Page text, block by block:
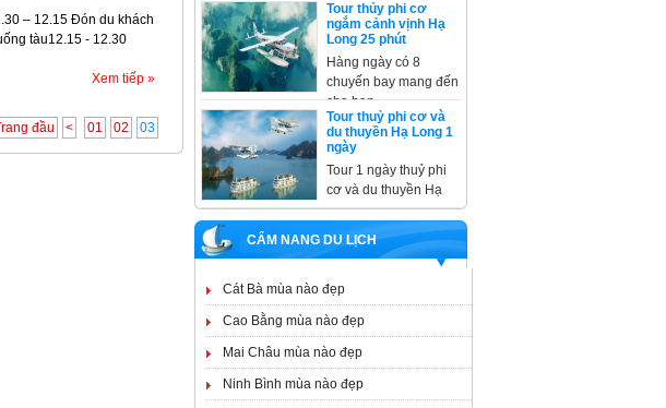
– 12.15 Đón du khách
tàu12.15 - 12.30
Xem tiếp »
đầu < 01 02 03
Tour thủy phi cơ
ngắm cảnh vịnh Hạ
Long 25 phút
Hàng ngày có 8
chuyến bay mang đến
cho bạn
Tour thuỷ phi cơ và
du thuyền Hạ Long 1
ngày
Tour 1 ngày thuỷ phi
cơ và du thuyền Hạ
CẨM NANG DU LỊCH
Cát Bà mùa nào đẹp
Cao Bằng mùa nào đẹp
Mai Châu mùa nào đẹp
Ninh Bình mùa nào đẹp